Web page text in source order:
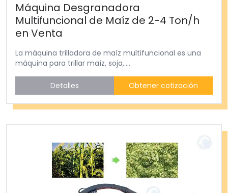
Máquina Desgranadora
Multifuncional de Maíz de 2-4 Ton/h
en Venta
La máquina trilladora de maíz multifuncional es una
máquina para trillar maíz, soja,....
Detalles Obtener cotización